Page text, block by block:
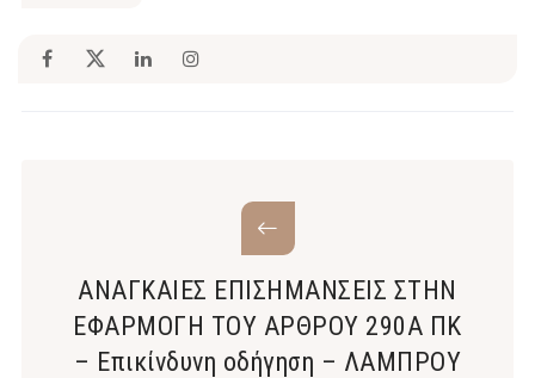
ΑΝΑΓΚΑΙΕΣ ΕΠΙΣΗΜΑΝΣΕΙΣ ΣΤΗΝ
ΕΦΑΡΜΟΓΗ ΤΟΥ ΑΡΘΡΟΥ 290Α ΠΚ
– Επικίνδυνη οδήγηση – ΛΑΜΠΡΟΥ